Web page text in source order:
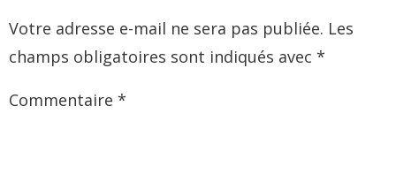
Votre adresse e-mail ne sera pas publiée. Les
champs obligatoires sont indiqués avec *
Commentaire *